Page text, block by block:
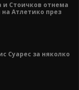
и Стоичков отнема
Атлетико през
Суарес за няколко